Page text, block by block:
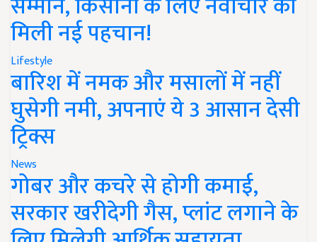
मिली नई पहचान!
Lifestyle
बारिश में नमक और मसालों में नहीं
घुसेगी नमी, अपनाएं ये 3 आसान देसी
ट्रिक्स
News
गोबर और कचरे से होगी कमाई,
सरकार खरीदेगी गैस, प्लांट लगाने के